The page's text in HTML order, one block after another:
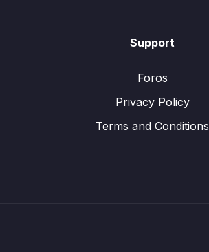
Support
Foros
Privacy Policy
Terms and Conditions